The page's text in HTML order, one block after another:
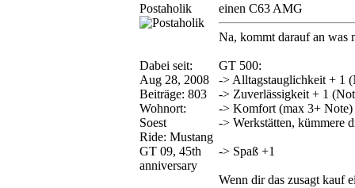
Postaholik
Dabei seit:
Aug 28, 2008
Beiträge: 803
Wohnort:
Soest
Ride: Mustang
GT 09, 45th
anniversary
einen C63 AMG
Na, kommt darauf an was
GT 500:
-> Alltagstauglichkeit + 1
-> Zuverlässigkeit + 1
-> Komfort (max 3+
-> Werkstätten, kümmere
-> Spaß +1
Wenn dir das zusagt kauf